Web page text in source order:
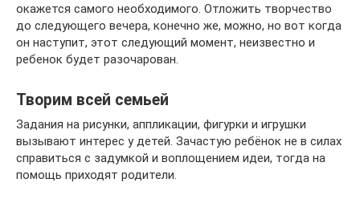
окажется самого необходимого. Отложить творчество
до следующего вечера, конечно же, можно, но вот когда
он наступит, этот следующий момент, неизвестно и
ребенок будет разочарован.
Творим всей семьей
Задания на рисунки, аппликации, фигурки и игрушки
вызывают интерес у детей. Зачастую ребёнок не в силах
справиться с задумкой и воплощением идеи, тогда на
помощь приходят родители.